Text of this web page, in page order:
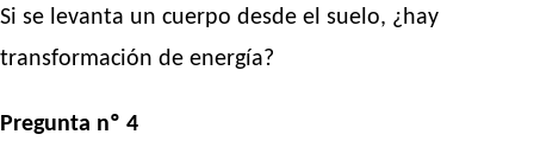
Si se levanta un cuerpo desde el suelo, ¿hay
transformación de energía?
Pregunta nº 4